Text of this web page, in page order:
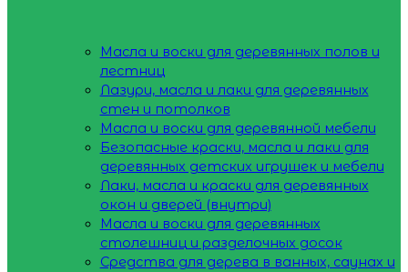
Масла и воски для деревянных полов и
лестниц
Лазури, масла и лаки для деревянных
стен и потолков
Масла и воски для деревянной мебели
Безопасные краски, масла и лаки для
деревянных детских игрушек и мебели
Лаки, масла и краски для деревянных
окон и дверей (внутри)
Масла и воски для деревянных
столешниц и разделочных досок
Средства для дерева в ванных, саунах и